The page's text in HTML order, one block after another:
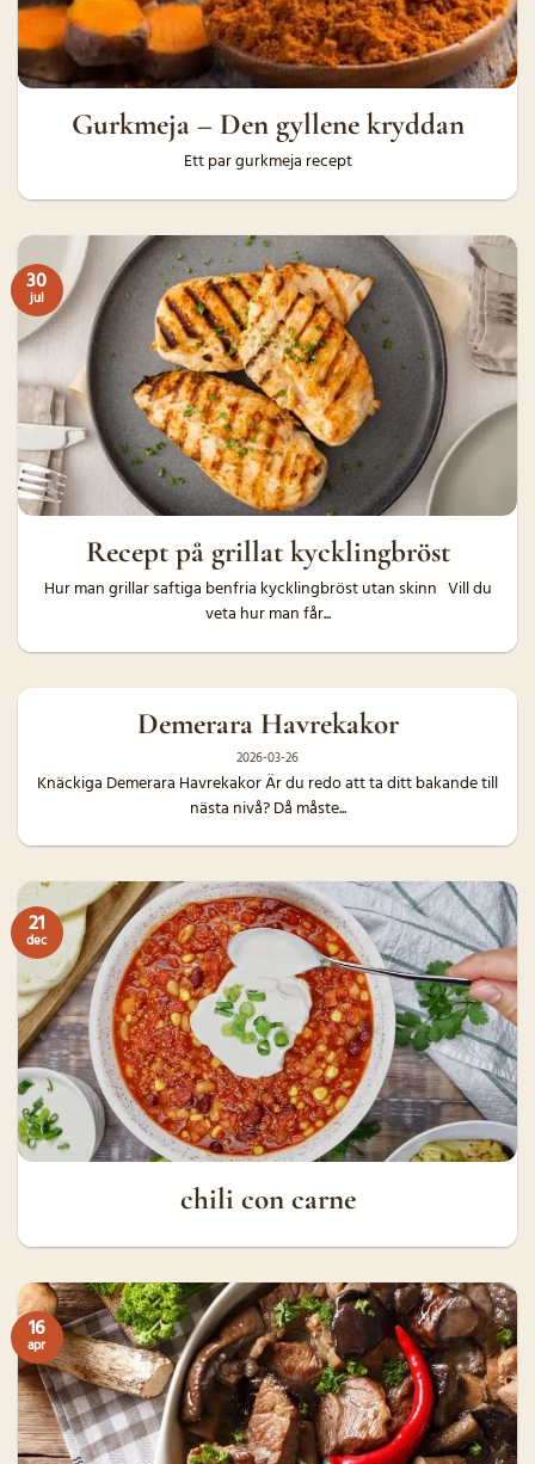
Gurkmeja – Den gyllene kryddan
Ett par gurkmeja recept
Recept på grillat kycklingbröst
Hur man grillar saftiga benfria kycklingbröst utan skinn Vill du
veta hur man får...
30
jul
Demerara Havrekakor
2026-03-26
Knäckiga Demerara Havrekakor Är du redo att ta ditt bakande till
nästa nivå? Då måste...
chili con carne
21
dec
16
apr